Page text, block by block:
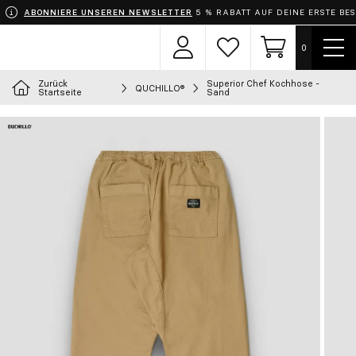
ABONNIERE UNSEREN NEWSLETTER 5 % RABATT AUF DEINE ERSTE
Wähle dein Outfit
Accessoires
Benutzerbereich
Wunschzettel
0
Menü
Zurück
Startseite QUCHILLO® Superior Chef Kochhose -
Sand